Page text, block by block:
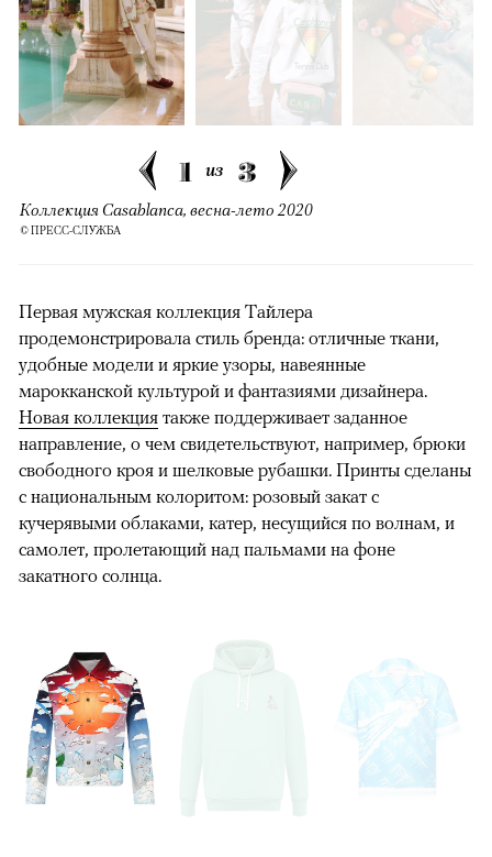
1 из 3
Коллекция Casablanca, весна-лето 2020
© ПРЕСС-СЛУЖБА
Первая мужская коллекция Тайлера
продемонстрировала стиль бренда: отличные ткани,
удобные модели и яркие узоры, навеянные
марокканской культурой и фантазиями дизайнера.
Новая коллекция также поддерживает заданное
направление, о чем свидетельствуют, например, брюки
свободного кроя и шелковые рубашки. Принты сделаны
с национальным колоритом: розовый закат с
кучерявыми облаками, катер, несущийся по волнам, и
самолет, пролетающий над пальмами на фоне
закатного солнца.